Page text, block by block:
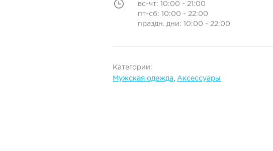
вс-чт: 10:00 - 21:00
пт-сб: 10:00 - 22:00
праздн. дни: 10:00 - 22:00
Категории:
Мужская одежда
Аксессуары